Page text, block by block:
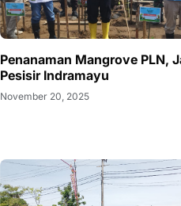
Penanaman Mangrove PLN,
Pesisir Indramayu
November 20, 2025